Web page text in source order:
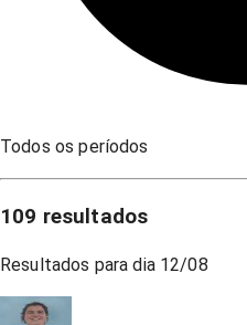
Todos os períodos
109 resultados
Resultados para dia 12/08